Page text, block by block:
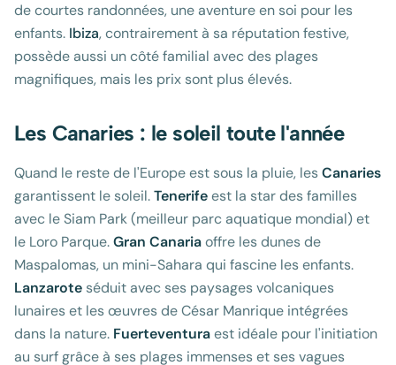
de courtes randonnées, une aventure en soi pour les
enfants. Ibiza, contrairement à sa réputation festive,
possède aussi un côté familial avec des plages
magnifiques, mais les prix sont plus élevés.
Les Canaries : le soleil toute l'année
Quand le reste de l'Europe est sous la pluie, lesCanaries
garantissent le soleil.Tenerifeest la star des familles
avec le Siam Park (meilleur parc aquatique mondial) et
le Loro Parque.Gran Canariaoffre les dunes de
Maspalomas, un mini-Sahara qui fascine les enfants.
Lanzarote séduit avec ses paysages volcaniques
lunaires et les œuvres de César Manrique intégrées
dans la nature. Fuerteventuraest idéale pour l'initiation
au surf grâce à ses plages immenses et ses vagues